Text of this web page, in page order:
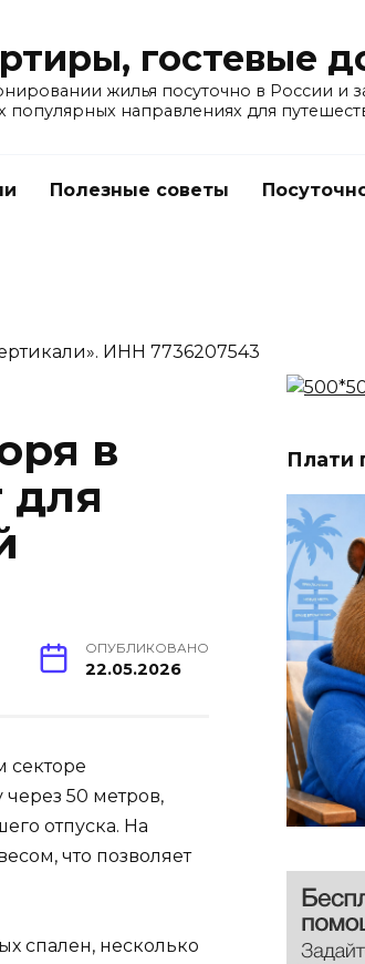
гостевые
жилья посуточно в России и
популярных направлениях для
Полезные советы
ИНН 7736207543
в
для
ОПУБЛИКОВАНО
22.05.2026
секторе
50 метров,
отпуска. На
что позволяет
спален, несколько
Плати